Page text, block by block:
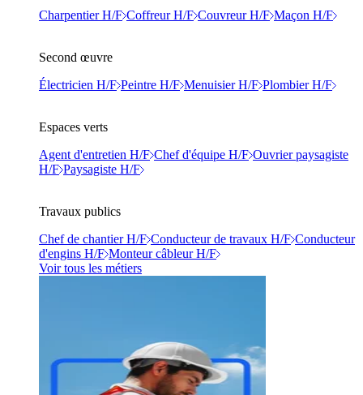
Charpentier H/F Coffreur H/F Couvreur H/F Maçon H/F
Second œuvre
Électricien H/F Peintre H/F Menuisier H/F Plombier H/F
Espaces verts
Agent d'entretien H/F Chef d'équipe H/F Ouvrier paysagiste
H/F Paysagiste H/F
Travaux publics
Chef de chantier H/F Conducteur de travaux H/F Conducteur
d'engins H/F Monteur câbleur H/F
Voir tous les métiers